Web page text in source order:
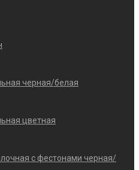
черная/белая
цветная
с фестонами черная/